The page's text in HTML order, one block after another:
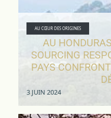
AU CŒUR DES ORIGINES
AU
SOURCING
PAYS
3 JUIN 2024